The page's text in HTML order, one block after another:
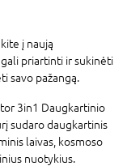
į naują
priartinti ir sukinėti
savo pažangą.
3in1 Daugkartinio
sudaro daugkartinis
laivas, kosmoso
nuotykius.